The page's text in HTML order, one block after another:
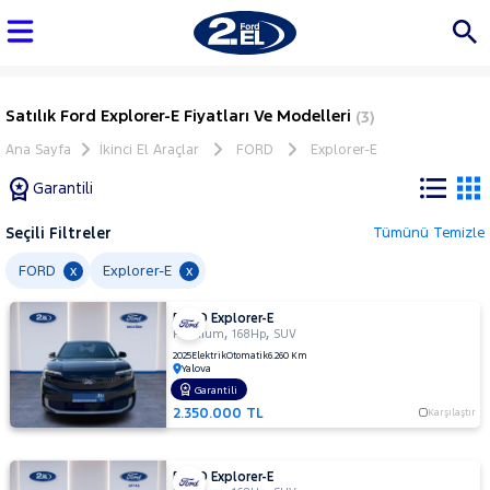
Satılık Ford Explorer-E Fiyatları Ve Modelleri (3)
Ana Sayfa İkinci El Araçlar FORD Explorer-E
Garantili
Tüm
Araçlar
AUDI
BMC
BMW
BYD
Seçili Filtreler Tümünü Temizle
FORD x Explorer-E x
FORD Explorer-E
Premium,168Hp, SUV
2025ElektrikOtomatik6.260 Km
Yalova
2.350.000 TL Karşılaştır
Garantili
FORD Explorer-E